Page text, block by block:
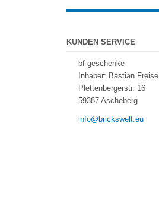
KUNDEN SERVICE
bf-geschenke
Inhaber: Bastian Freise
Plettenbergerstr. 16
59387 Ascheberg
info@brickswelt.eu